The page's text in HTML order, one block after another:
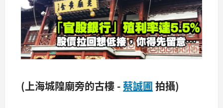
(上海城隍廟旁的古樓 -蔡誠圃 拍攝)